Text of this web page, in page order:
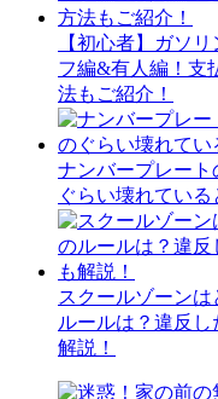
【初心者】ガソ
フ編&有人編！支
法もご紹介！
ナンバープレー
ぐらい壊れてい
スクールゾーン
ルールは？違反
解説！